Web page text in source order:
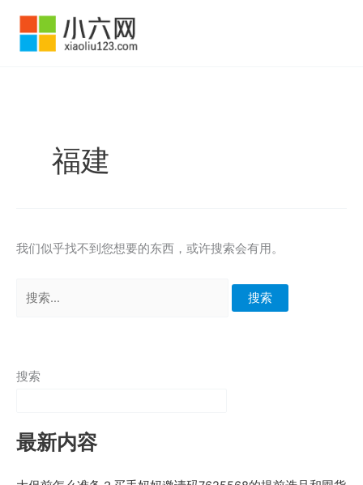
福建
我们似乎找不到您想要的东西，或许搜索会有用。
索：
搜索
最新内容